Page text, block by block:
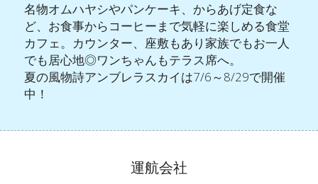
名物オムハヤシやパンケーキ、からあげ定食な
ど、お食事からコーヒーまで気軽に楽しめる食堂
カフェ。カウンター、座敷もあり家族でもお一人
でも居心地◎ワンちゃんもテラス席へ。
夏の風物詩アンブレラスカイは7/6～8/29で開催
中！
運航会社